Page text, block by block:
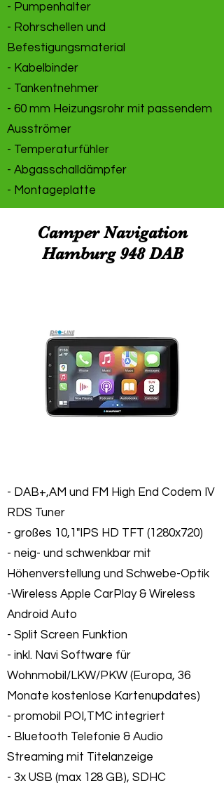
- Pumpenhalter
- Rohrschellen und
Befestigungsmaterial
- Kabelbinder
- Tankentnehmer
- 60 mm Heizungsrohr mit passendem
Ausströmer
- Temperaturfühler
- Abgasschalldämpfer
- Montageplatte
Camper Navigation
Hamburg 948 DAB
- DAB+,AM und FM High End Codem IV
RDS Tuner
- großes 10,1"IPS HD TFT (1280x720)
- neig- und schwenkbar mit
Höhenverstellung und Schwebe-Optik
-Wireless Apple CarPlay & Wireless
Android Auto
- Split Screen Funktion
- inkl. Navi Software für
Wohnmobil/LKW/PKW (Europa, 36
Monate kostenlose Kartenupdates)
- promobil POI,TMC integriert
- Bluetooth Telefonie & Audio
Streaming mit Titelanzeige
- 3x USB (max 128 GB), SDHC